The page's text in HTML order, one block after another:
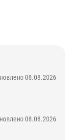
08.08.2026
08.08.2026